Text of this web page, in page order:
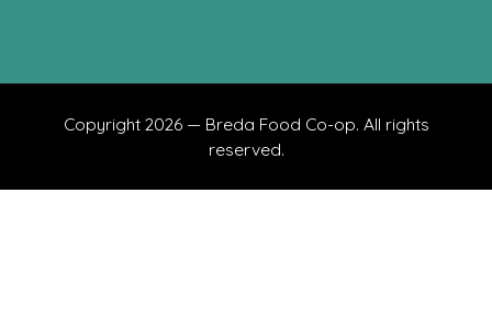
Copyright 2026 — Breda Food Co-op. All rights
reserved.